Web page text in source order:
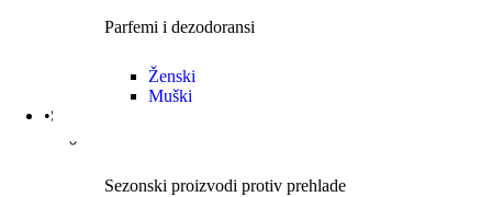
Parfemi i dezodoransi
Ženski
Muški
•Sezonski proizvodi
Sezonski proizvodi protiv prehlade